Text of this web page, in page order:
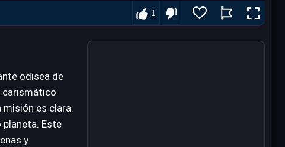
1
odisea de
carismático
misión es clara:
Este
y